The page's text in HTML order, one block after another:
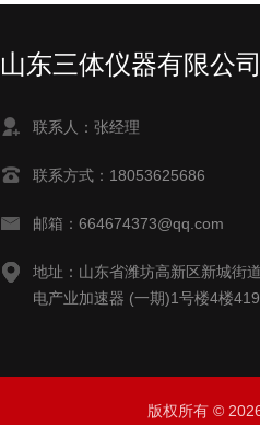
山东三体仪器有限公司
联系人：张经理
联系方式：18053625686
邮箱：664674373@qq.com
地址：山东省潍坊高新区新城街
电产业加速器 (一期)1号楼4楼
版权所有 ©